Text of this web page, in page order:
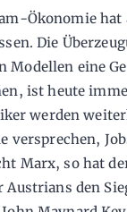
Ökonomie hat
Die
Modellen eine
ist heute
werden
versprechen,
Marx, so hat
Austrians den